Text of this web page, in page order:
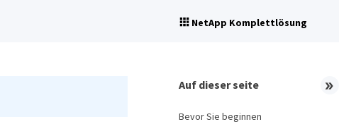
NetApp Komplettlösung
Auf dieser seite
Bevor Sie beginnen